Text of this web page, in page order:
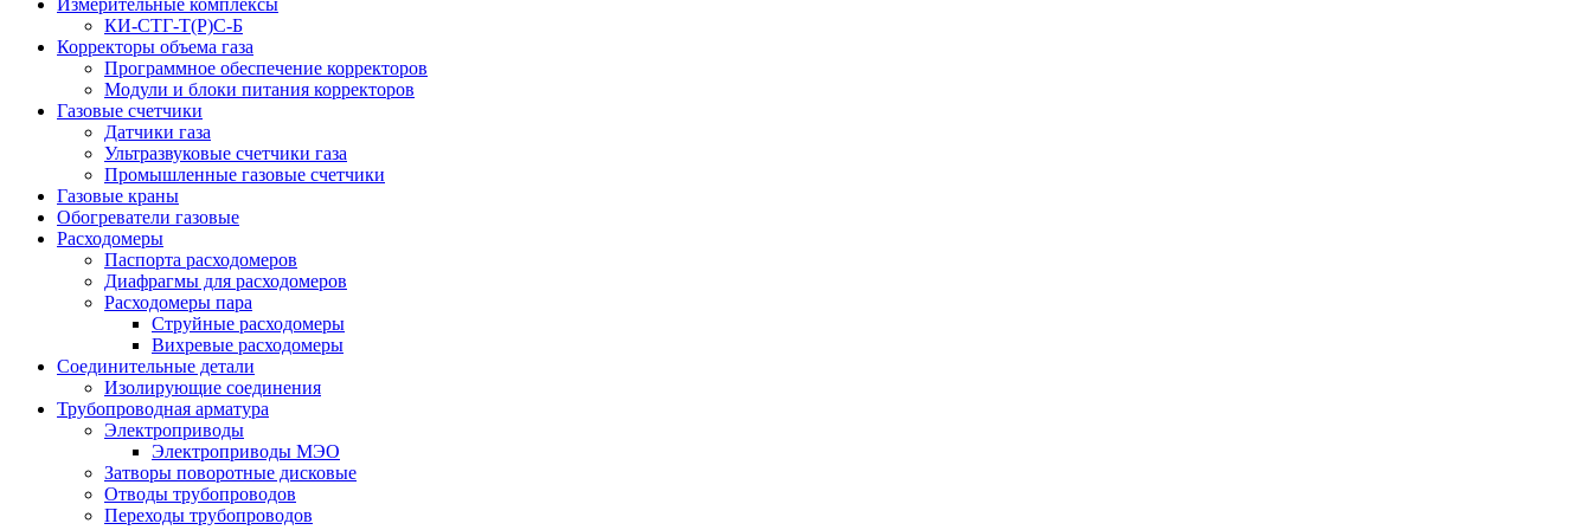
Измерительные комплексы
КИ-СТГ-Т(Р)С-Б
Корректоры объема газа
Программное обеспечение корректоров
Модули и блоки питания корректоров
Газовые счетчики
Датчики газа
Ультразвуковые счетчики газа
Промышленные газовые счетчики
Газовые краны
Обогреватели газовые
Расходомеры
Паспорта расходомеров
Диафрагмы для расходомеров
Расходомеры пара
Струйные расходомеры
Вихревые расходомеры
Соединительные детали
Изолирующие соединения
Трубопроводная арматура
Электроприводы
Электроприводы МЭО
Затворы поворотные дисковые
Отводы трубопроводов
Переходы трубопроводов